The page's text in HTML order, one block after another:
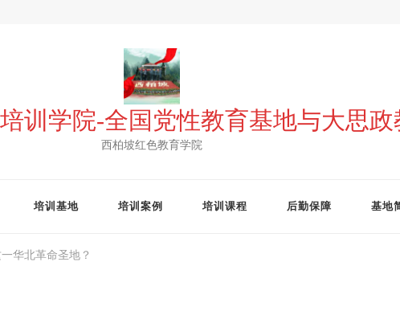
训学院-全国党性教育基地与大思
西柏坡红色教育学院
培训基地 培训案例 培训课程 后勤保障 基地
华北革命圣地？